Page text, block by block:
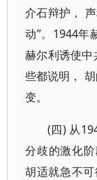
介石辩护，
动”。1944年
赫尔利诱使
些都说明，
变。
(四) 从
分歧的激化
胡适就急不